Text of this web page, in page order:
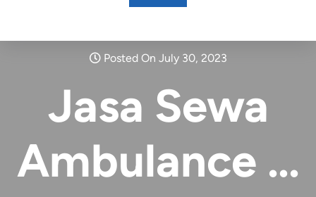
Posted On July 30, 2023
Jasa Sewa
Ambulance …